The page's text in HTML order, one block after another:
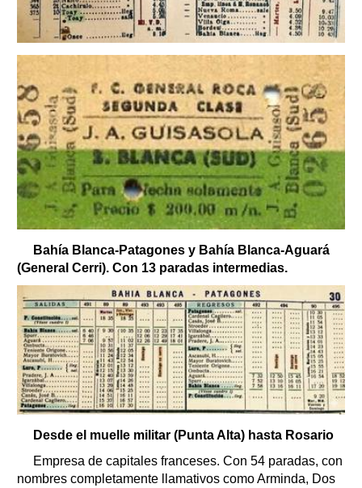
Bahía Blanca-Patagones y Bahía Blanca-Aguará
(General Cerri). Con 13 paradas intermedias.
Desde el muelle militar (Punta Alta) hasta Rosario
Empresa de capitales franceses. Con 54 paradas, con
nombres completamente llamativos como Arminda, Dos